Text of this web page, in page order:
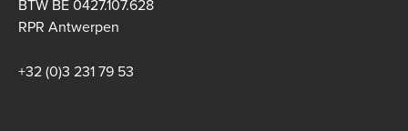
BTW BE 0427.107.628
RPR Antwerpen
+32 (0)3 231 79 53